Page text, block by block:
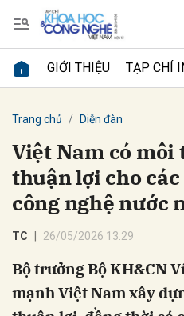
GIỚI THIỆU TẠP CHÍ
Trang chủ Diễn đàn
Việt Nam có
thuận lợi cho
công nghệ nước
TC 26/05/2026 13:29
Bộ trưởng Bộ KH&CN
mạnh Việt Nam xây
Gửi bình luận